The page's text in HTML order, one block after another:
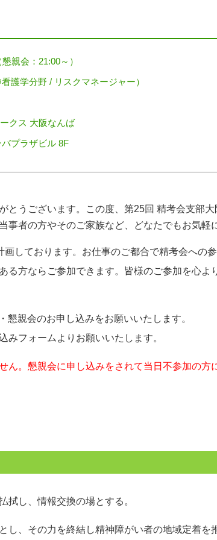
親会：21:00～）
護学分野 / リスクマネージャー）
クス 大阪なんば
プラザビル 8F
とうございます。この度、第25回 精考会支部
事者の方やそのご家族など、どなたでもお気軽
しております。お仕事のご都合で精考会への
る方ならご参加できます。皆様のご参加を心よ
懇親会のお申し込みをお願いいたします。
みフォームよりお願いいたします。
。懇親会に申し込みをされて当日不参加の方
し、情報交換の場とする。
、その力を終結し精神障がい者の地域定着を